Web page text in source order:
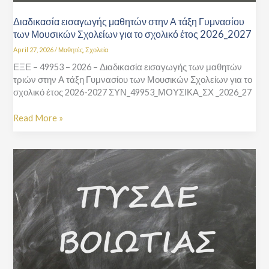
Διαδικασία εισαγωγής μαθητών στην Α τάξη Γυμνασίου
των Μουσικών Σχολείων για το σχολικό έτος 2026_2027
April 27, 2026/ Μαθητές ,Σχολεία
ΕΞΕ – 49953 – 2026 – Διαδικασία εισαγωγής των μαθητών
τριών στην Α τάξη Γυμνασίου των Μουσικών Σχολείων για το
σχολικό έτος 2026-2027 ΣΥΝ_49953_ΜΟΥΣΙΚΑ_ΣΧ _2026_27
Read More »
Ανακοίνωση
οργανικών
υπεραριθμιών
(αριθμητικά)
&
οργανικών
κενών
Γενικής
&